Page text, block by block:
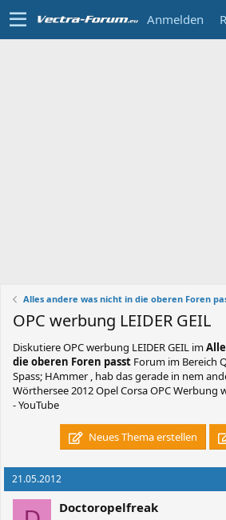
Anmelden
Alles andere was nicht in die oberen Foren
OPC werbung LEIDER GEIL
DiskutiereOPC werbung LEIDER GEIL im
die oberen Foren passt Forum im Bereich
Spass; HAmmer , hab das gerade in nem
Wörthersee 2012 Opel Corsa OPC Werbung
- YouTube
Neues Thema erstellen
21.05.2012
Doctoropelfreak